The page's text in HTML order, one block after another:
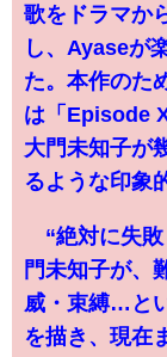
歌をドラマか
し、Ayaseが
た。本作のた
は「Episode
大門未知子が
るような印象
“絶対に失敗
門未知子が、
威・束縛…と
を描き、現在